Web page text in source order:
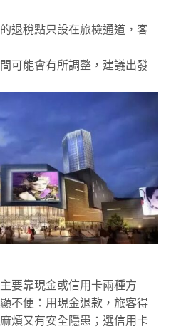
退稅點只設在旅檢通道，客
可能會有所調整，建議出發
要靠現金或信用卡兩種方
不便：用現金退款，旅客得
煩又有安全隱患；選信用卡